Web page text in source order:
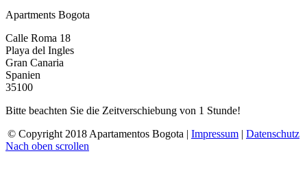
Apartments Bogota
Calle Roma 18
Playa del Ingles
Gran Canaria
Spanien
35100
Bitte beachten Sie die Zeitverschiebung von 1 Stunde!
© Copyright 2018 Apartamentos Bogota | Impressum | Datenschutz
Nach oben scrollen